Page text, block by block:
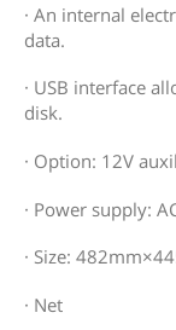
· An internal
data.
· USB interface
disk.
· Option: 12V
· Power supply:
· Size:
· Net